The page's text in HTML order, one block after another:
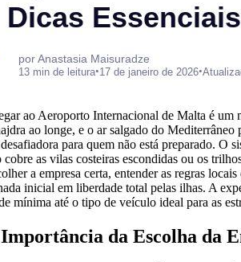
Dicas Essenciais
por Anastasia Maisuradze
13 min de leitura•17 de janeiro de 2026•
ao Aeroporto Internacional de Malta é um
ao longe, e o ar salgado do
para quem não está preparado. O
cobre as vilas costeiras escondidas ou os
a empresa certa, entender as regras
inicial em liberdade total pelas ilhas. A
mínima até o tipo de veículo ideal para as
da Escolha da